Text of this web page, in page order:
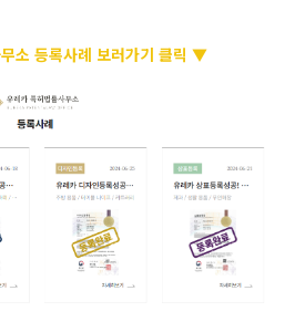
소 등록사례 보러가기 클릭 ▼